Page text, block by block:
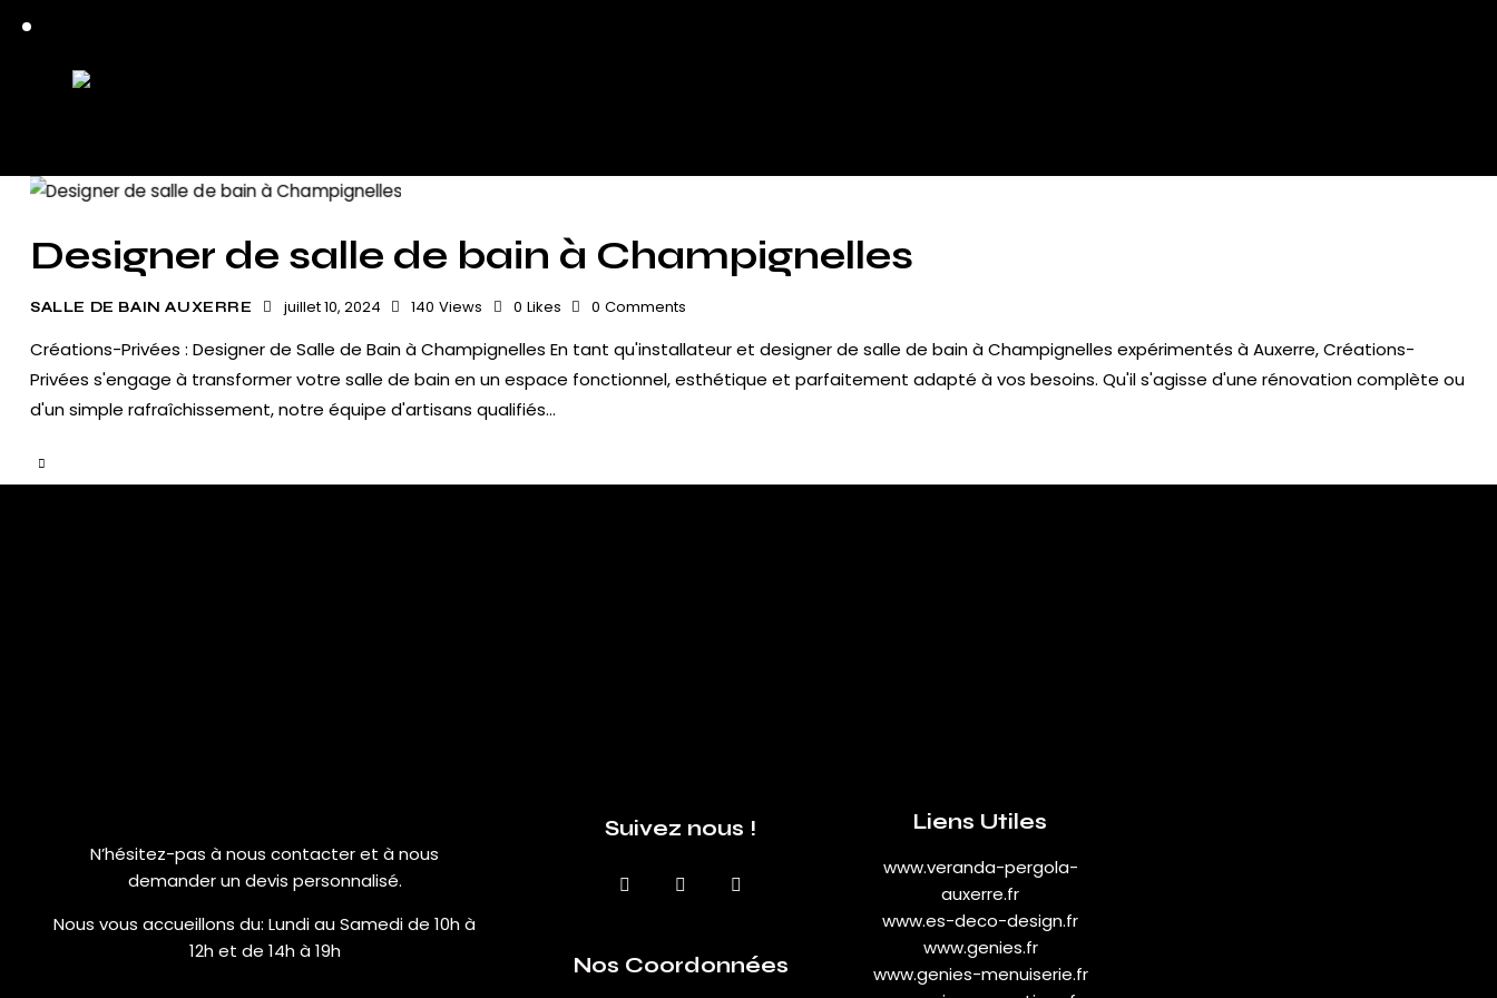
Designer de salle de bain à Champignelles
SALLE DE BAIN AUXERRE juillet 10, 2024 140 Views 0 Likes 0 Comments
Créations-Privées : Designer de Salle de Bain à Champignelles En tant qu'installateur et designer de salle de bain à Champignelles expérimentés à Auxerre, Créations-
Privées s'engage à transformer votre salle de bain en un espace fonctionnel, esthétique et parfaitement adapté à vos besoins. Qu'il s'agisse d'une rénovation complète ou
d'un simple rafraîchissement, notre équipe d'artisans qualifiés…
N’hésitez-pas à nous contacter et à nous
demander un devis personnalisé.
Nous vous accueillons du: Lundi au Samedi de 10h à
12h et de 14h à 19h
Suivez nous !
Nos Coordonnées
Liens Utiles
www.veranda-pergola-
auxerre.fr
www.es-deco-design.fr
www.genies.fr
www.genies-menuiserie.fr